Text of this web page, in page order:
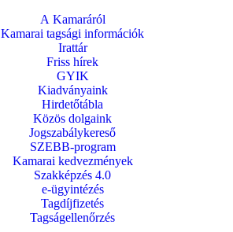
A Kamaráról
Kamarai tagsági információk
Irattár
Friss hírek
GYIK
Kiadványaink
Hirdetőtábla
Közös dolgaink
Jogszabálykereső
SZEBB-program
Kamarai kedvezmények
Szakképzés 4.0
e-ügyintézés
Tagdíjfizetés
Tagságellenőrzés